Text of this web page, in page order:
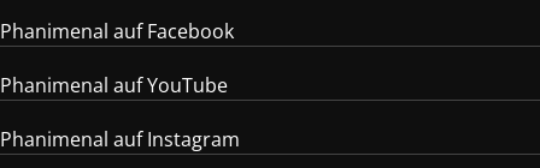
Phanimenal auf Facebook
Phanimenal auf YouTube
Phanimenal auf Instagram